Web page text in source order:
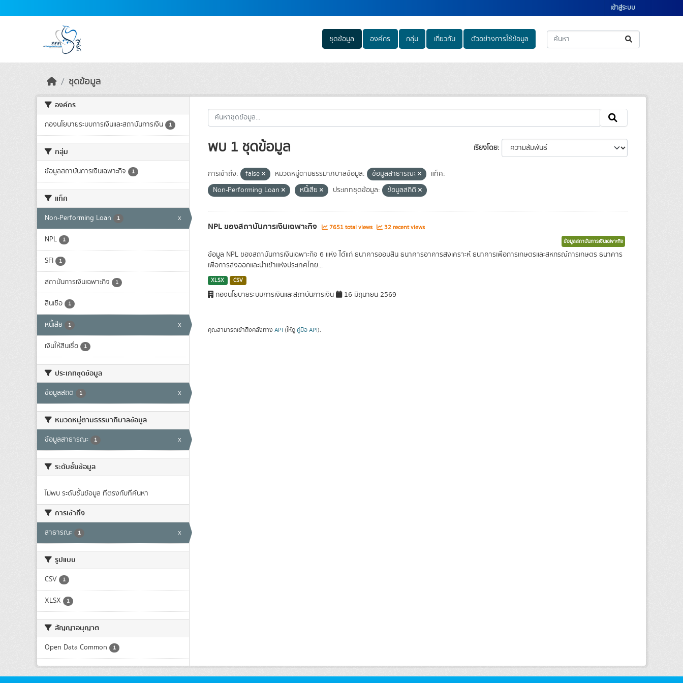
เข้าสู่ระบบ
ชุดข้อมูล องค์กร กลุ่ม เกี่ยวกับ ตัวอย่างการใช้ข้อมูล
ชุดข้อมูล
องค์กร
กองนโยบายระบบการเงินและสถาบันการเงิน 1
กลุ่ม
ข้อมูลสถาบันการเงินเฉพาะกิจ 1
แท็ค
Non-Performing Loan 1 x
NPL 1
SFI 1
สถาบันการเงินเฉพาะกิจ 1
สินเชื่อ 1
หนี้เสีย 1 x
เงินให้สินเชื่อ 1
ประเภทชุดข้อมูล
ข้อมูลสถิติ 1 x
หมวดหมู่ตามธรรมาภิบาลข้อมูล
ข้อมูลสาธารณะ 1 x
ระดับชั้นข้อมูล
ไม่พบ ระดับชั้นข้อมูล ที่ตรงกับที่ค้นหา
การเข้าถึง
สาธารณะ 1 x
รูปแบบ
CSV 1
XLSX 1
สัญญาอนุญาต
Open Data Common 1
เรียงโดย
พบ 1 ชุดข้อมูล
การเข้าถึง: false หมวดหมู่ตามธรรมาภิบาลข้อมูล: ข้อมูลสาธารณะ
แท็ค:
Non-Performing Loan
หนี้เสีย ประเภทชุดข้อมูล: ข้อมูลสถิติ
NPL ของสถาบันการเงินเฉพาะกิจ 7651 total views 32 recent views
ข้อมูลสถาบันการเงินเฉพาะกิจ
ข้อมูล NPL ของสถาบันการเงินเฉพาะกิจ 6 แห่ง ได้แก่ ธนาคารออมสิน ธนาคารอาคารสงเคราะห์ ธนาคารเพื่อการเกษตรและสหกรณ์การเกษตร ธนาคาร
เพื่อการส่งออกและนำเข้าแห่งประเทศไทย...
XLSX CSV
กองนโยบายระบบการเงินและสถาบันการเงิน 16 มิถุนายน 2569
คุณสามารถเข้าถึงคลังทาง API (ให้ดู คู่มือ API).